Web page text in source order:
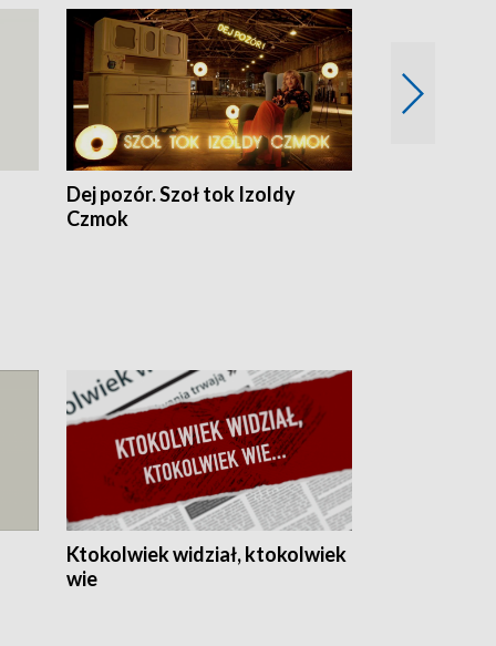
Dej pozór. Szoł tok Izoldy
Czmok
Ktokolwiek widział, ktokolwiek
wie